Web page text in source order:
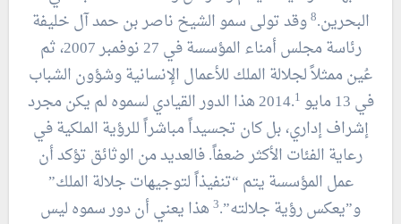
البحرين.8وقد تولى سمو الشيخ ناصر بن حمد آل خليفة
رئاسة مجلس أمناء المؤسسة في 27 نوفمبر 2007، ثم
عُين ممثلاً لجلالة الملك للأعمال الإنسانية وشؤون الشباب
في 13 مايو 2014.
1
هذا الدور القيادي لسموه لم يكن مجرد
إشراف إداري، بل كان تجسيداً مباشراً للرؤية الملكية في
رعاية الفئات الأكثر ضعفاً. فالعديد من الوثائق تؤكد أن
عمل المؤسسة يتم “تنفيذاً لتوجيهات جلالة الملك”
و”يعكس رؤية جلالته”.3 هذا يعني أن دور سموه ليس